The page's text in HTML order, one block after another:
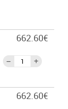
662.60€
662.60€